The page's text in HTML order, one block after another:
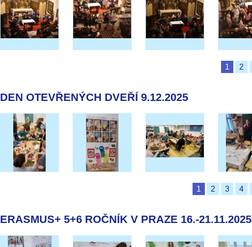
1 2
DEN OTEVŘENÝCH DVEŘÍ 9.12.2025
1 2 3 4
ERASMUS+ 5+6 ROČNÍK V PRAZE 16.-21.11.2025